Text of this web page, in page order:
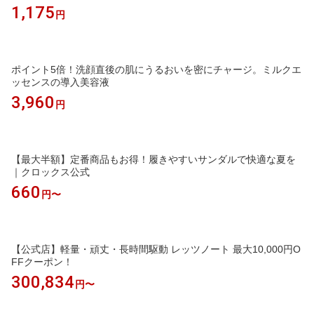
1,175 円
ポイント5倍！洗顔直後の肌にうるおいを密にチャージ。ミルクエ
ッセンスの導入美容液
3,960 円
【最大半額】定番商品もお得！履きやすいサンダルで快適な夏を
｜クロックス公式
660 円〜
【公式店】軽量・頑丈・長時間駆動 レッツノート 最大10,000円O
FFクーポン！
300,834 円〜